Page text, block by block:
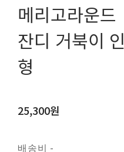
메리고라운드
잔디 거북이 인
형
25,300원
배송비 -